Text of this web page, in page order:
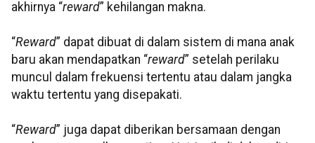
akhirnya “reward” kehilangan makna.
“Reward” dapat dibuat di dalam sistem di mana anak
baru akan mendapatkan “reward” setelah perilaku
muncul dalam frekuensi tertentu atau dalam jangka
waktu tertentu yang disepakati.
“Reward” juga dapat diberikan bersamaan dengan